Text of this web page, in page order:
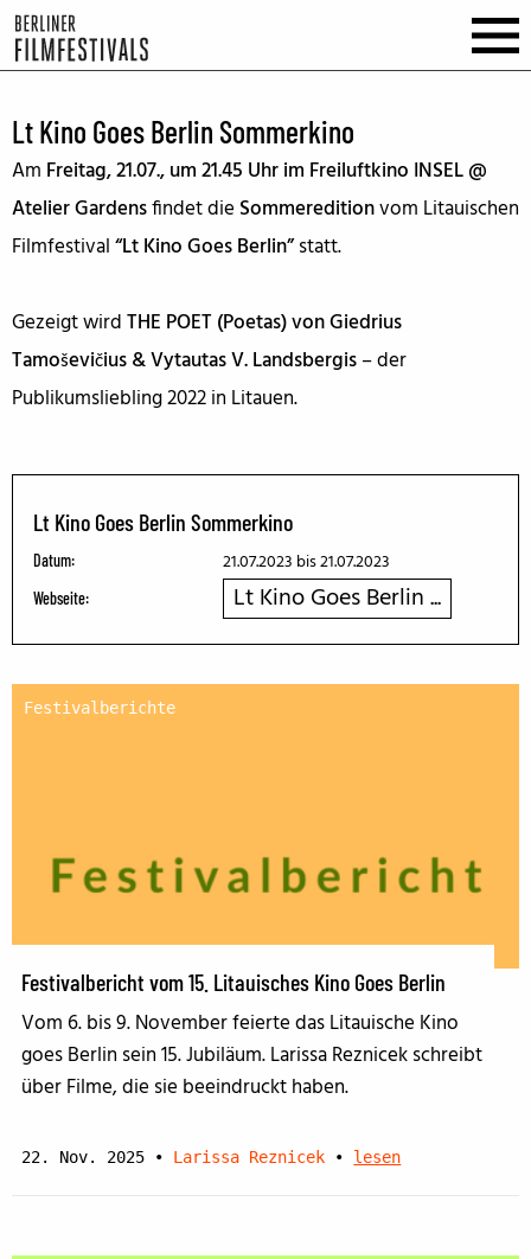
Lt Kino Goes Berlin Sommerkino
Am Freitag, 21.07., um 21.45 Uhr im Freiluftkino INSEL @
Atelier Gardensfindet die Sommereditionvom Litauischen
Filmfestival“Lt Kino Goes Berlin”statt.
Gezeigt wirdTHE POET (Poetas) vonGiedrius
Tamoševičius & Vytautas V. Landsbergis– der
Publikumsliebling 2022 in Litauen.
Lt Kino Goes Berlin Sommerkino
Datum: 21.07.2023 bis 21.07.2023
Webseite: Lt Kino Goes Berlin ...
Festivalberichte
Festivalbericht vom 15. Litauisches Kino Goes Berlin
Vom 6. bis 9. November feierte das Litauische Kino
goes Berlin sein 15. Jubiläum. Larissa Reznicek schreibt
über Filme, die sie beeindruckt haben.
22. Nov. 2025 • Larissa Reznicek • lesen